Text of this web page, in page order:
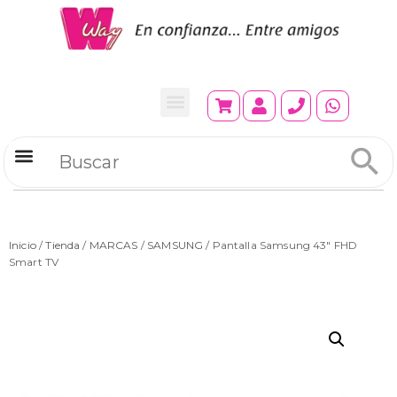
Inicio/Tienda / MARCAS / SAMSUNG / Pantalla Samsung 43″ FHD
Smart TV